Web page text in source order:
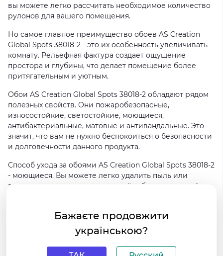
вы можете легко рассчитать необходимое количество
рулонов для вашего помещения.
Но самое главное преимущество обоев AS Creation
Global Spots 38018-2 - это их особенность увеличивать
комнату. Рельефная фактура создает ощущение
простора и глубины, что делает помещение более
притягательным и уютным.
Обои AS Creation Global Spots 38018-2 обладают рядом
полезных свойств. Они пожаробезопасные,
износостойкие, светостойкие, моющиеся,
антибактериальные, матовые и антивандальные. Это
значит, что вам не нужно беспокоиться о безопасности
и долговечности данного продукта.
Способ ухода за обоями AS Creation Global Spots 38018-2
- моющиеся. Вы можете легко удалить пыль или
загрязнения с помощью влажной губки или мягкой
Приобретая обои AS Creation Global Spots 38018-2 в
интернет-магазине HouseDecor.com.ua, вы получаете
не только качественный товар, но и гарантию быстрой
доставки по всей Украине. У нас вы сможете найти
Бажаєте продовжити
українською?